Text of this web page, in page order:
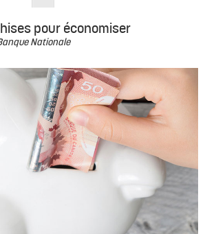
pour économiser
Nationale